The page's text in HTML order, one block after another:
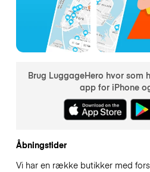
Brug LuggageHero hvor som
app for iPhone
Åbningstider
Vi har en række butikker med